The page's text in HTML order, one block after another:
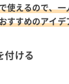
使えるので、
すすめのアイデ
付ける